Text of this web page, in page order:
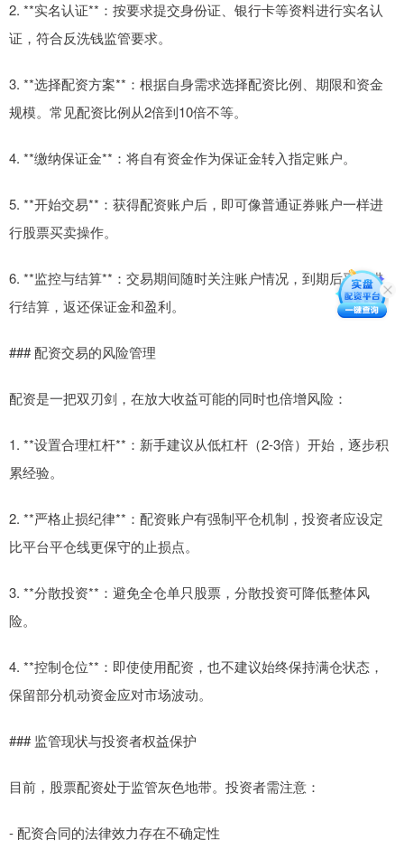
2. **实名认证**：按要求提交身份证、银行卡等资料进行实名认
证，符合反洗钱监管要求。
3. **选择配资方案**：根据自身需求选择配资比例、期限和资金
规模。常见配资比例从2倍到10倍不等。
4. **缴纳保证金**：将自有资金作为保证金转入指定账户。
5. **开始交易**：获得配资账户后，即可像普通证券账户一样进
行股票买卖操作。
6. **监控与结算**：交易期间随时关注账户情况，到期后平台进
行结算，返还保证金和盈利。
### 配资交易的风险管理
配资是一把双刃剑，在放大收益可能的同时也倍增风险：
1. **设置合理杠杆**：新手建议从低杠杆（2-3倍）开始，逐步积
累经验。
2. **严格止损纪律**：配资账户有强制平仓机制，投资者应设定
比平台平仓线更保守的止损点。
3. **分散投资**：避免全仓单只股票，分散投资可降低整体风
险。
4. **控制仓位**：即使使用配资，也不建议始终保持满仓状态，
保留部分机动资金应对市场波动。
### 监管现状与投资者权益保护
目前，股票配资处于监管灰色地带。投资者需注意：
- 配资合同的法律效力存在不确定性